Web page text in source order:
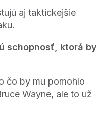
aj taktickejšie
schopnosť, ktorá by
čo by mu pomohlo
Wayne, ale to už